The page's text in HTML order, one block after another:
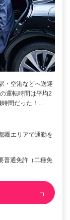
・空港などへ送迎
運転時間は平均2
時間だった！…
エリアで通勤を
普通免許（二種免